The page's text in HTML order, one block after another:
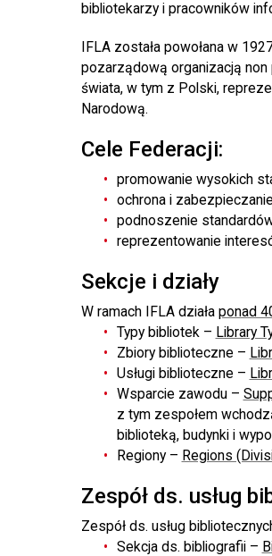
bibliotekarzy i pracowników
IFLA została powołana w
pozarządową organizacją
świata, w tym z Polski,
Narodową.
Cele Federacji:
promowanie wysokich
ochrona i
podnoszenie
reprezentowanie
Sekcje i działy
W ramach IFLA działa ponad
Typy bibliotek – Library
Zbiory biblioteczne –
Usługi biblioteczne –
Wsparcie zawodu –
z tym zespołem
biblioteką, budynki i
Regiony – Regions
Zespół ds. usług
Zespół ds. usług
Sekcja ds. bibliografii –